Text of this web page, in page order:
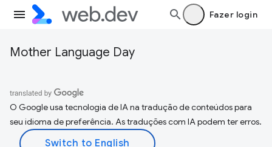
Fazer login
Mother Language Day
O Google usa tecnologia de IA na tradução de conteúdos para
seu idioma de preferência. As traduções com IA podem ter erros.